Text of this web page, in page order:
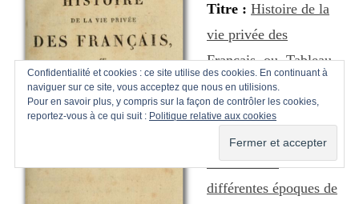
Titre : Histoire de la
vie privée des
Français, ou, Tableau
des moeurs,
caractères, coutumes
et usages de nos
ancêtres aux
différentes époques de
Confidentialité et cookies : ce site utilise des cookies. En continuant à
naviguer sur ce site, vous acceptez que nous en utilisions.
Pour en savoir plus, y compris sur la façon de contrôler les cookies,
reportez-vous à ce qui suit : Politique relative aux cookies